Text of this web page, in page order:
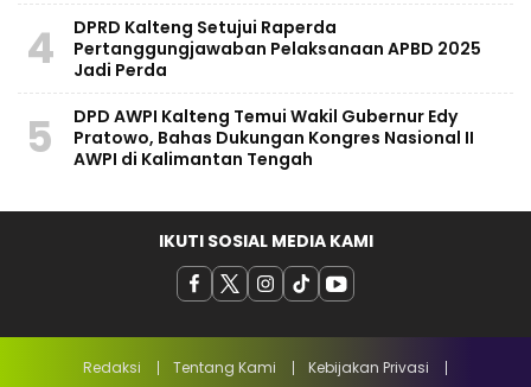
4
​DPRD Kalteng Setujui Raperda
Pertanggungjawaban Pelaksanaan APBD 2025
Jadi Perda
5
DPD AWPI Kalteng Temui Wakil Gubernur Edy
Pratowo, Bahas Dukungan Kongres Nasional II
AWPI di Kalimantan Tengah
IKUTI SOSIAL MEDIA KAMI
Redaksi Tentang Kami
Kebijakan Privasi